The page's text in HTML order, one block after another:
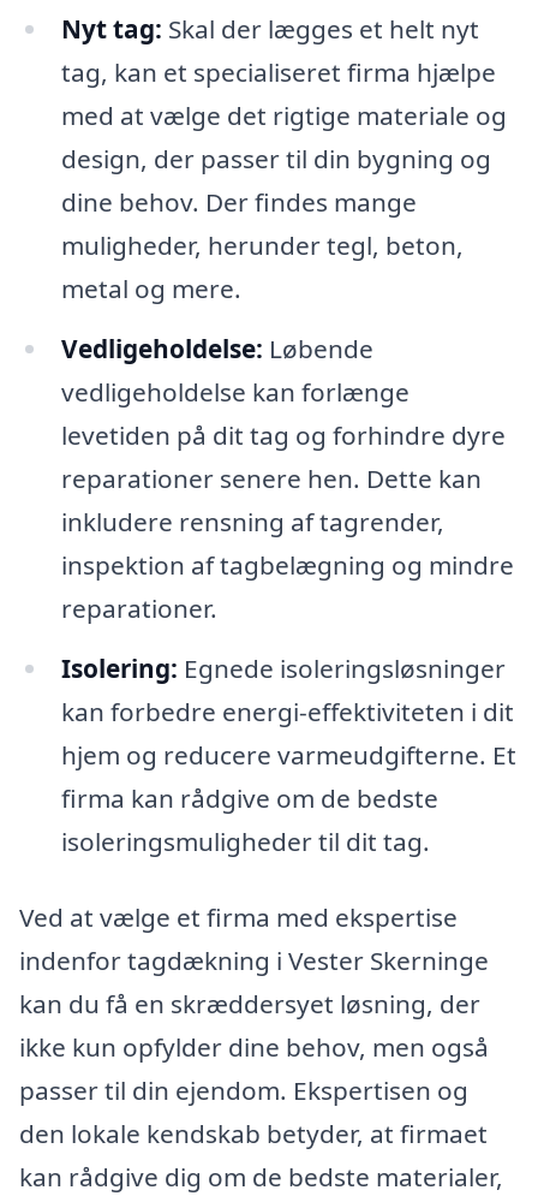
Nyt tag: Skal der lægges et helt nyt
tag, kan et specialiseret firma hjælpe
med at vælge det rigtige materiale og
design, der passer til din bygning og
dine behov. Der findes mange
muligheder, herunder tegl, beton,
metal og mere.
Vedligeholdelse: Løbende
vedligeholdelse kan forlænge
levetiden på dit tag og forhindre dyre
reparationer senere hen. Dette kan
inkludere rensning af tagrender,
inspektion af tagbelægning og mindre
reparationer.
Isolering: Egnede isoleringsløsninger
kan forbedre energi-effektiviteten i dit
hjem og reducere varmeudgifterne. Et
firma kan rådgive om de bedste
isoleringsmuligheder til dit tag.
Ved at vælge et firma med ekspertise
indenfor tagdækning i Vester Skerninge
kan du få en skræddersyet løsning, der
ikke kun opfylder dine behov, men også
passer til din ejendom. Ekspertisen og
den lokale kendskab betyder, at firmaet
kan rådgive dig om de bedste materialer,